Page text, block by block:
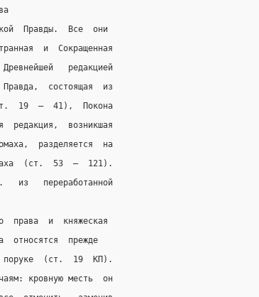
Правды.  Все  они
и  Сокращенная
редакцией
состоящая  из
19  —  41),  Покона
редакция,  возникшая
разделяется  на
(ст.  53  —  121).
из   переработанной
права  и  княжеская
  относятся  прежде
поруке  (ст.  19  КП).
кровную месть  он